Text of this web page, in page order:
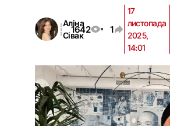
Аліна
Сівак
1642 1
17
листопада
2025,
14:01